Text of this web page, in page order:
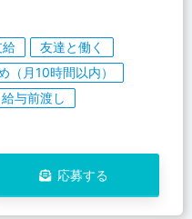
給
友達と働く
（月10時間以内）
給与前渡し
応募する